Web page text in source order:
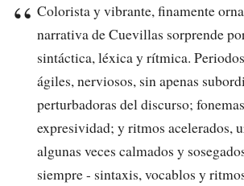
Colorista y vibrante, finamente
narrativa de Cuevillas sorprende
sintáctica, léxica y rítmica.
ágiles, nerviosos, sin apenas
perturbadoras del discurso;
expresividad; y ritmos acelerados,
algunas veces calmados y
siempre - sintaxis, vocablos y